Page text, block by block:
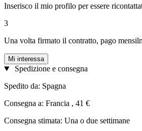
Inserisco il mio profilo per essere
3
Una volta firmato il contratto, pago
Mi interessa
Spedizione e consegna
Spedito da: Spagna
Consegna a: Francia , 41 €
Consegna stimata: Una o due settimane